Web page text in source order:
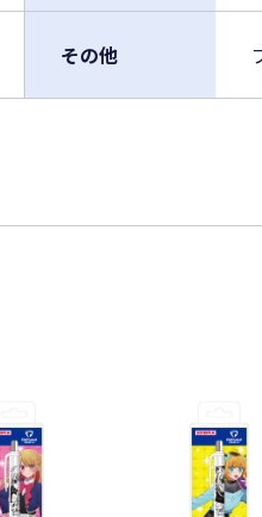
その他